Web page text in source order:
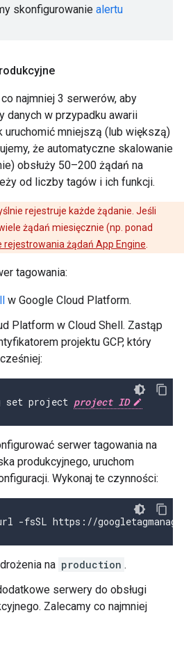
skonfigurowanie alertu
najmniej 3 serwerów, aby
danych w przypadku awarii
uruchomić mniejszą (lub większą)
że automatyczne skalowanie
obsłuży 50–200 żądań na
od liczby tagów i ich funkcji.
rejestruje każde żądanie. Jeśli
żądań miesięcznie (np. ponad
rejestrowania żądań App Engine
tagowania:
w Google Cloud Platform.
Platform w Cloud Shell. Zastąp
projektu GCP, który
set project project ID
serwer tagowania na
produkcyjnego, uruchom
Wykonaj te czynności:
-fsSL https://
na production .
serwery do obsługi
Zalecamy co najmniej